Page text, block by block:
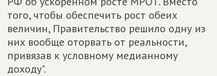
того, чтобы обеспечить рост обеих
величин, Правительство решило одну из
них вообще оторвать от реальности,
привязав к условному медианному
доходу".